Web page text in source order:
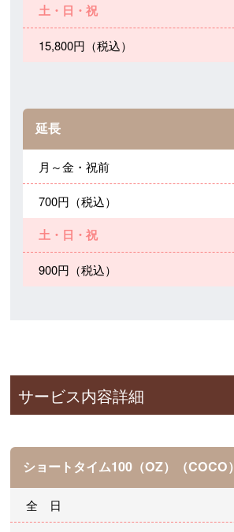
土・日・祝
15,800円（税込）
延長
月～金・祝前
700円（税込）
土・日・祝
900円（税込）
サービス内容詳細
ショートタイム100（OZ）（COCO）
全 日